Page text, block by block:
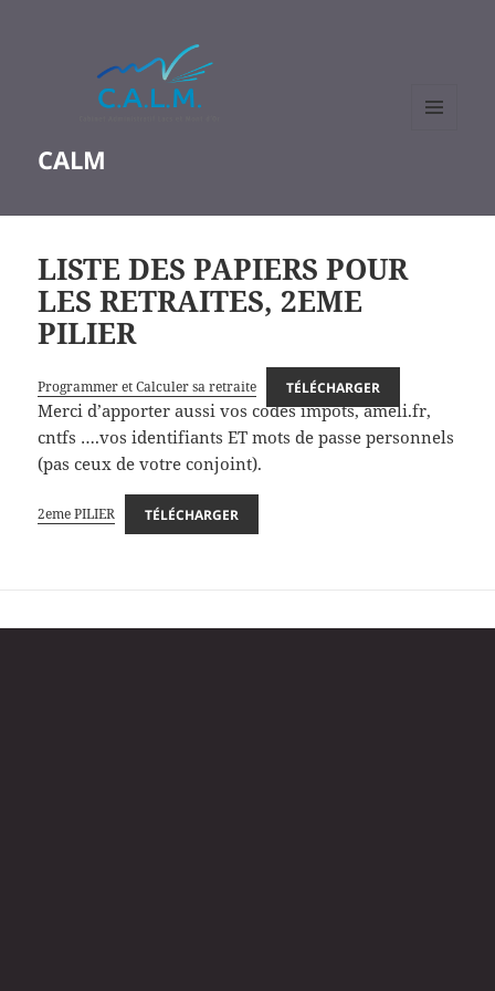
CALM
LISTE DES PAPIERS POUR
LES RETRAITES, 2EME
PILIER
Programmer et Calculer sa retraite TÉLÉCHARGER
Merci d’apporter aussi vos codes impôts, ameli.fr,
cntfs ….vos identifiants ET mots de passe personnels
(pas ceux de votre conjoint).
2eme PILIER TÉLÉCHARGER